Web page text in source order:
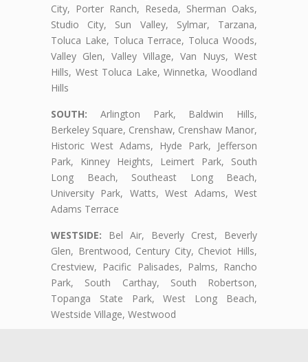
City, Porter Ranch, Reseda, Sherman Oaks,
Studio City, Sun Valley, Sylmar, Tarzana,
Toluca Lake, Toluca Terrace, Toluca Woods,
Valley Glen, Valley Village, Van Nuys, West
Hills, West Toluca Lake, Winnetka, Woodland
Hills
SOUTH: Arlington Park, Baldwin Hills,
Berkeley Square, Crenshaw, Crenshaw Manor,
Historic West Adams, Hyde Park, Jefferson
Park, Kinney Heights, Leimert Park, South
Long Beach, Southeast Long Beach,
University Park, Watts, West Adams, West
Adams Terrace
WESTSIDE: Bel Air, Beverly Crest, Beverly
Glen, Brentwood, Century City, Cheviot Hills,
Crestview, Pacific Palisades, Palms, Rancho
Park, South Carthay, South Robertson,
Topanga State Park, West Long Beach,
Westside Village, Westwood